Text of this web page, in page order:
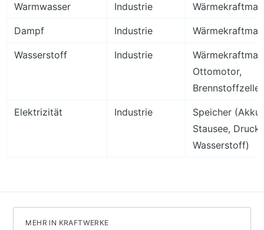
Warmwasser Industrie
Dampf Industrie
Wasserstoff Industrie
Ottomotor,
Brennstoffzelle
Elektrizität Industrie
Speicher
Stausee,
Wasserstoff)
MEHR IN KRAFTWERKE